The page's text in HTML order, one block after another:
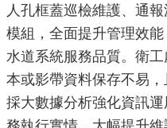
廉
政
地
為
人孔框蓋巡檢維護、通
模組，全面提升管理效
水道系統服務品質。衛
本或影帶資料保存不易
採大數據分析強化資訊